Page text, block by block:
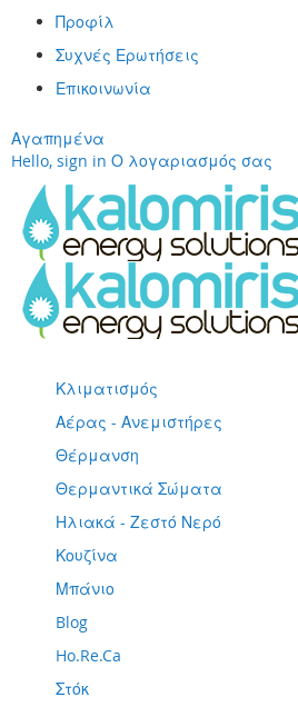
Προφίλ
Συχνές Ερωτήσεις
Επικοινωνία
Αγαπημένα
Hello, sign in Ο λογαριασμός σας
Κλιματισμός
Αέρας - Ανεμιστήρες
Θέρμανση
Θερμαντικά Σώματα
Ηλιακά - Ζεστό Νερό
Κουζίνα
Μπάνιο
Blog
Ho.Re.Ca
Στόκ